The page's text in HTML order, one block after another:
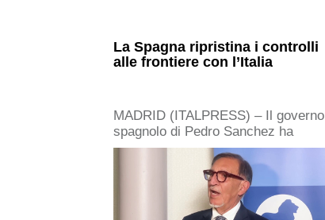
La Spagna ripristina i controlli
alle frontiere con l’Italia
MADRID (ITALPRESS) – Il governo
spagnolo di Pedro Sanchez ha
deciso di reintrodurre
“temporaneamente” i controlli alle
frontiere interne, nei […]